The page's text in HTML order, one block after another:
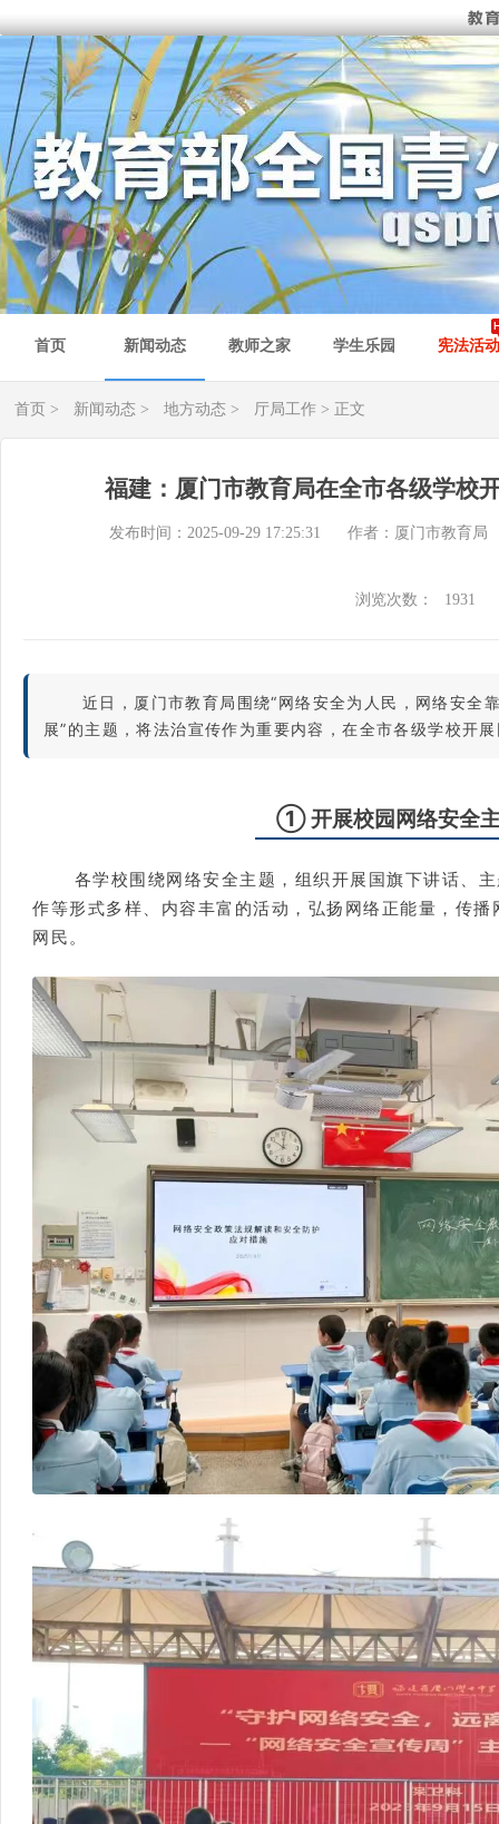
首页 新闻动态 教师之家 学生乐园 宪法活动
首页 > 新闻动态 > 地方动态 > 厅局工作 > 正文
福建：厦门市教育局在全市各级学校
发布时间：2025-09-29 17:25:31 作者：厦门市教育局
浏览次数： 1931
近日，厦门市教育局围绕“网络安全为人民，网络安
展”的主题，将法治宣传作为重要内容，在全市各级学校开
① 开展校园网络安全
各学校围绕网络安全主题，组织开展国旗下讲话、
作等形式多样、内容丰富的活动，弘扬网络正能量，传
网民。